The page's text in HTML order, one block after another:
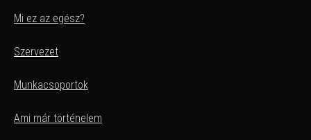
Mi ez az egész?
Szervezet
Munkacsoportok
Ami már történelem